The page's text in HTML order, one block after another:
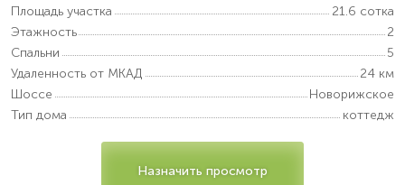
Площадь участка
21.6 сотка
Этажность
2
Спальни
5
Удаленность от МКАД
24 км
Шоссе
Новорижское
Тип дома
коттедж
Назначить просмотр